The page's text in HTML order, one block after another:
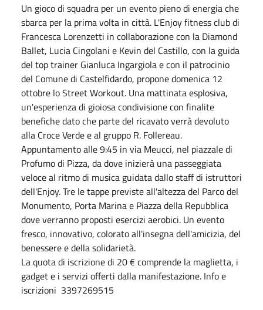
Un gioco di squadra per un evento pieno di energia che
sbarca per la prima volta in città. L'Enjoy fitness club di
Francesca Lorenzetti in collaborazione con la Diamond
Ballet, Lucia Cingolani e Kevin del Castillo, con la guida
del top trainer Gianluca Ingargiola e con il patrocinio
del Comune di Castelfidardo, propone domenica 12
ottobre lo Street Workout. Una mattinata esplosiva,
un'esperienza di gioiosa condivisione con finalite
benefiche dato che parte del ricavato verrà devoluto
alla Croce Verde e al gruppo R. Follereau.
Appuntamento alle 9:45 in via Meucci, nel piazzale di
Profumo di Pizza, da dove inizierà una passeggiata
veloce al ritmo di musica guidata dallo staff di istruttori
dell'Enjoy. Tre le tappe previste all'altezza del Parco del
Monumento, Porta Marina e Piazza della Repubblica
dove verranno proposti esercizi aerobici. Un evento
fresco, innovativo, colorato all'insegna dell'amicizia, del
benessere e della solidarietà.
La quota di iscrizione di 20 € comprende la maglietta, i
gadget e i servizi offerti dalla manifestazione. Info e
iscrizioni 3397269515